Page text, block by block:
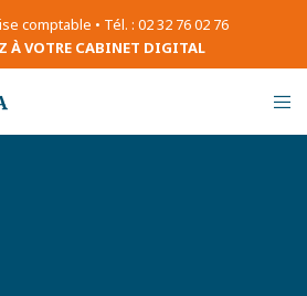
comptable • Tél. : 02 32 76 02 76
À VOTRE CABINET DIGITAL